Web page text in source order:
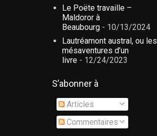
Le Poëte travaille –
Maldoror à
Beaubourg - 10/13/2024
Lautréamont austral, ou les
mésaventures d’un
livre - 12/24/2023
S’abonner à
Articles
Commentaires